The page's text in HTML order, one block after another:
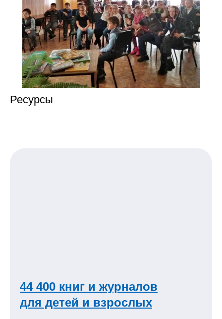
Ресурсы
44 400 книг и журналов
для детей и взрослых